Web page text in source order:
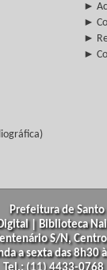
►
►
►
►
Prefeitura de
| Biblioteca
S/N,
a sexta das